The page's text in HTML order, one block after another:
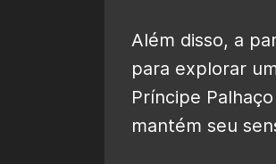
Além disso, a
para explorar
Príncipe
mantém seu